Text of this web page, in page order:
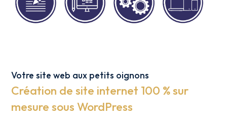
Votre site web aux petits oignons
Création de site internet 100 % sur
mesure sous WordPress